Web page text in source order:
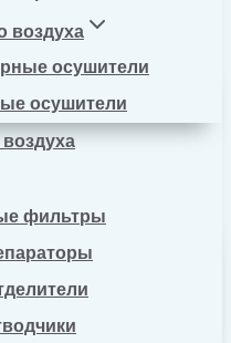
воздуха
осушители
осушители
фильтры